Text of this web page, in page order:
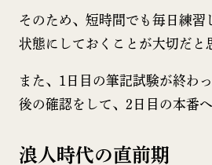
そのため、短時間でも毎日練習
状態にしておくことが大切だと
また、1日目の筆記試験が終わ
後の確認をして、2日目の本番へ
浪人時代の直前期